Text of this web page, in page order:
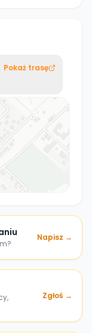
Pokaż trasę
Napisz →
Zgłoś →